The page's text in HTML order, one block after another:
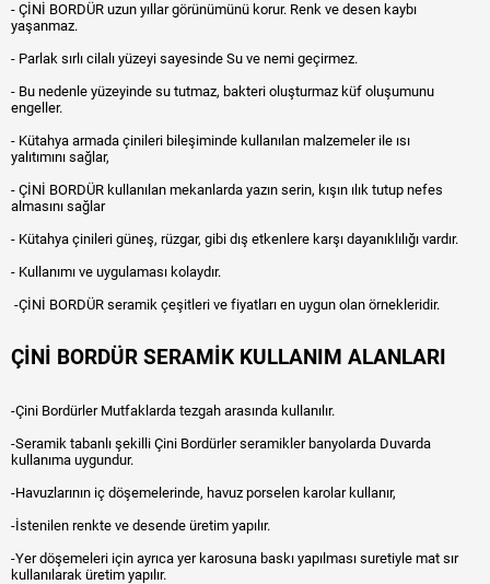
- ÇİNİ BORDÜR uzun yıllar görünümünü korur. Renk ve desen kaybı
yaşanmaz.
- Parlak sırlı cilalı yüzeyi sayesinde Su ve nemi geçirmez.
- Bu nedenle yüzeyinde su tutmaz, bakteri oluşturmaz küf oluşumunu
engeller.
- Kütahya armada çinileri bileşiminde kullanılan malzemeler ile ısı
yalıtımını sağlar,
- ÇİNİ BORDÜR kullanılan mekanlarda yazın serin, kışın ılık tutup nefes
almasını sağlar
- Kütahya çinileri güneş, rüzgar, gibi dış etkenlere karşı dayanıklılığı vardır.
- Kullanımı ve uygulaması kolaydır.
-ÇİNİ BORDÜR seramik çeşitleri ve fiyatları en uygun olan örnekleridir.
ÇİNİ BORDÜR SERAMİK KULLANIM ALANLARI
-Çini Bordürler Mutfaklarda tezgah arasında kullanılır.
-Seramik tabanlı şekilli Çini Bordürler seramikler banyolarda Duvarda
kullanıma uygundur.
-Havuzlarının iç döşemelerinde, havuz porselen karolar kullanır,
-İstenilen renkte ve desende üretim yapılır.
-Yer döşemeleri için ayrıca yer karosuna baskı yapılması suretiyle mat sır
kullanılarak üretim yapılır.